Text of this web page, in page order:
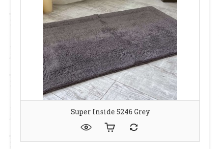
Super Inside 5246 Grey